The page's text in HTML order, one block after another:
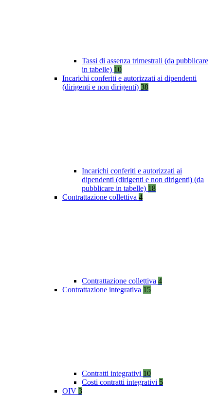
Tassi di assenza trimestrali (da pubblicare
in tabelle) 10
Incarichi conferiti e autorizzati ai dipendenti
(dirigenti e non dirigenti) 38
Incarichi conferiti e autorizzati ai
dipendenti (dirigenti e non dirigenti) (da
pubblicare in tabelle) 18
Contrattazione collettiva 4
Contrattazione collettiva 4
Contrattazione integrativa 15
Contratti integrativi 10
Costi contratti integrativi 5
OIV 3